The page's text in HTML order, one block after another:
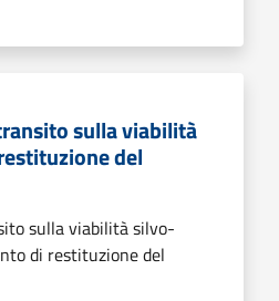
sulla viabilità
del
sulla viabilità silvo-
di restituzione del